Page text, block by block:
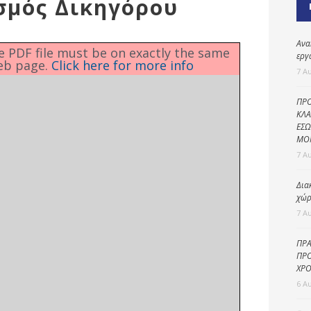
Δημοτική
αστυνομία
Δικηγόρου
file must be on exactly the same
page. Click here for more info 7
7
7
6